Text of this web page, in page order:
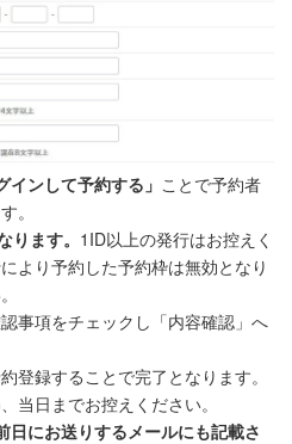
インして予約する」 ことで予約者
。
ます。 1ID以上の発行はお控えく
より予約した予約枠は無効となり
事項をチェックし「内容確認」へ
登録することで完了となります。
当日までお控えください。
日にお送りするメールにも記載さ